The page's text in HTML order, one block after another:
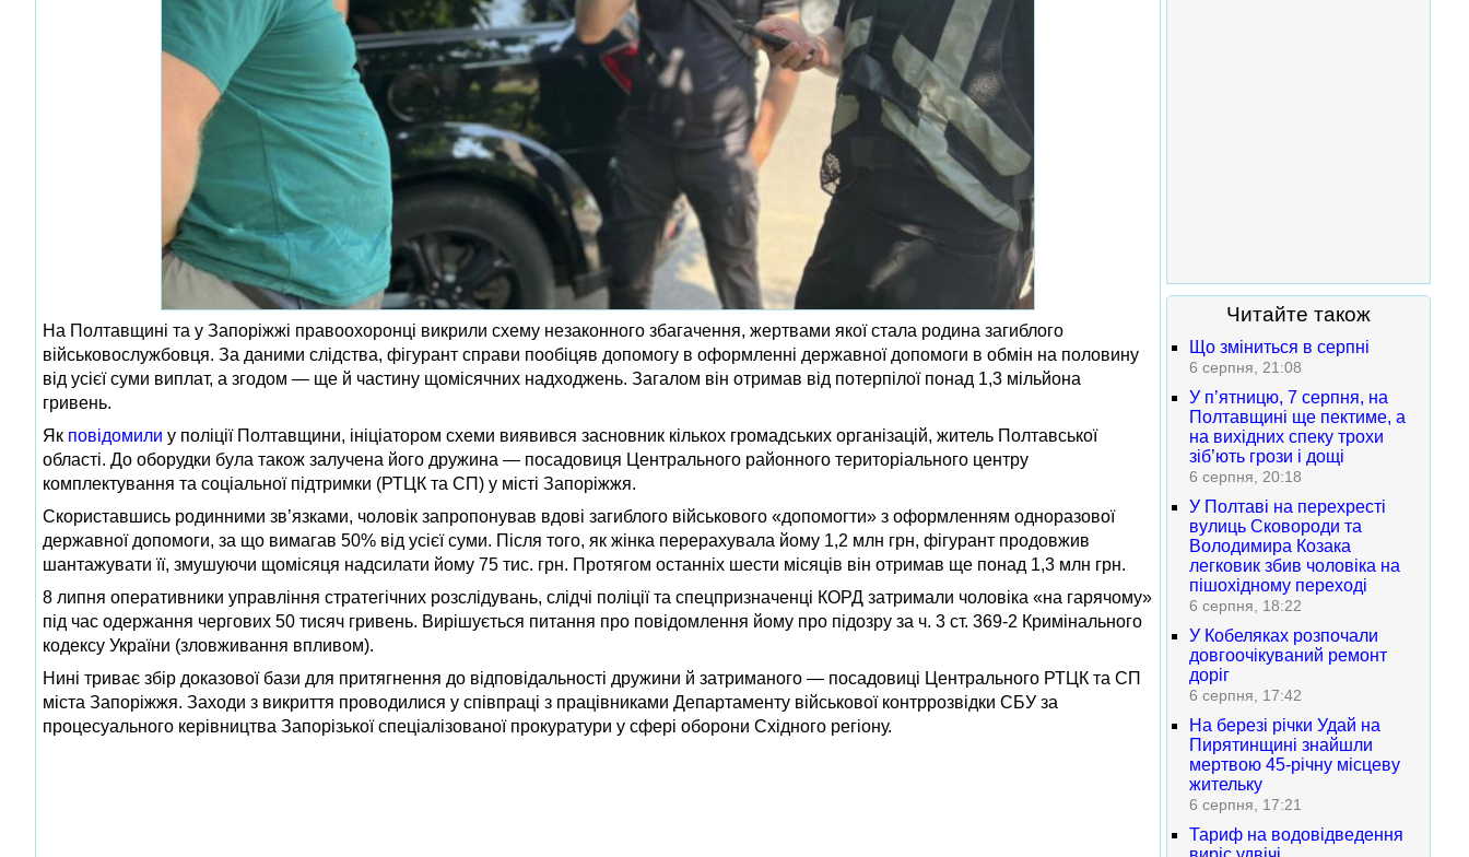
На Полтавщині та у Запоріжжі правоохоронці викрили схему незаконного збагачення, жертвами якої стала родина загиблого
військовослужбовця. За даними слідства, фігурант справи пообіцяв допомогу в оформленні державної допомоги в обмін на половину
від усієї суми виплат, а згодом — ще й частину щомісячних надходжень. Загалом він отримав від потерпілої понад 1,3 мільйона
гривень.
Як повідомили у поліції Полтавщини, ініціатором схеми виявився засновник кількох громадських організацій, житель Полтавської
області. До оборудки була також залучена його дружина — посадовиця Центрального районного територіального центру
комплектування та соціальної підтримки (РТЦК та СП) у місті Запоріжжя.
Скориставшись родинними зв’язками, чоловік запропонував вдові загиблого військового «допомогти» з оформленням одноразової
державної допомоги, за що вимагав 50% від усієї суми. Після того, як жінка перерахувала йому 1,2 млн грн, фігурант продовжив
шантажувати її, змушуючи щомісяця надсилати йому 75 тис. грн. Протягом останніх шести місяців він отримав ще понад 1,3 млн грн.
8 липня оперативники управління стратегічних розслідувань, слідчі поліції та спецпризначенці КОРД затримали чоловіка «на гарячому»
під час одержання чергових 50 тисяч гривень. Вирішується питання про повідомлення йому про підозру за ч. 3 ст. 369-2 Кримінального
кодексу України (зловживання впливом).
Нині триває збір доказової бази для притягнення до відповідальності дружини й затриманого — посадовиці Центрального РТЦК та СП
міста Запоріжжя. Заходи з викриття проводилися у співпраці з працівниками Департаменту військової контррозвідки СБУ за
процесуального керівництва Запорізької спеціалізованої прокуратури у сфері оборони Східного регіону.
Читайте також
Що зміниться в серпні
6 серпня, 21:08
У п’ятницю, 7 серпня, на
Полтавщині ще пектиме, а
на вихідних спеку трохи
зіб’ють грози і дощі
6 серпня, 20:18
У Полтаві на перехресті
вулиць Сковороди та
Володимира Козака
легковик збив чоловіка на
пішохідному переході
6 серпня, 18:22
У Кобеляках розпочали
довгоочікуваний ремонт
доріг
6 серпня, 17:42
На березі річки Удай на
Пирятинщині знайшли
мертвою 45-річну місцеву
жительку
6 серпня, 17:21
Тариф на водовідведення